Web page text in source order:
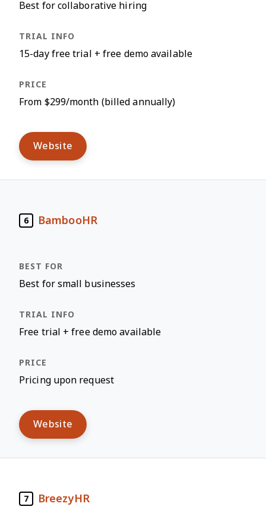
Best for collaborative hiring
15-day free trial + free demo available
From $299/month (billed annually)
Website
6 BambooHR
Best for small businesses
Free trial + free demo available
Pricing upon request
Website
7 BreezyHR